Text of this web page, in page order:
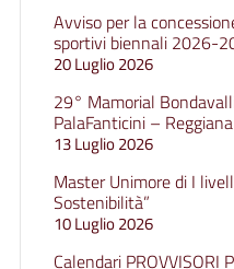
Avviso per la
sportivi biennali 2026-
20 Luglio 2026
29° Mamorial
PalaFanticini –
13 Luglio 2026
Master Unimore di I
Sostenibilità”
10 Luglio 2026
Calendari PROVVISORI